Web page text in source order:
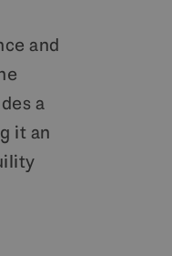
and
a
it an